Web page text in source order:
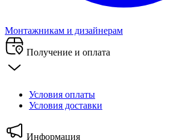
Монтажникам и дизайнерам
Получение и оплата
Условия оплаты
Условия доставки
Информация